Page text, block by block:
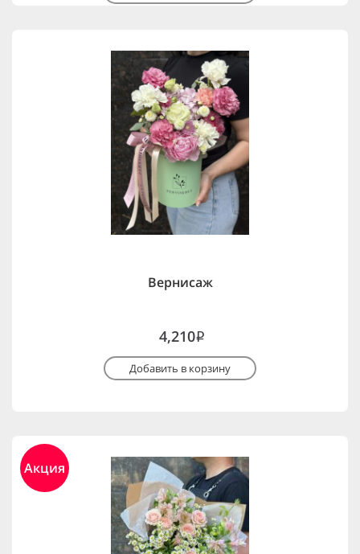
Вернисаж
4,210i
Добавить в корзину
Акция